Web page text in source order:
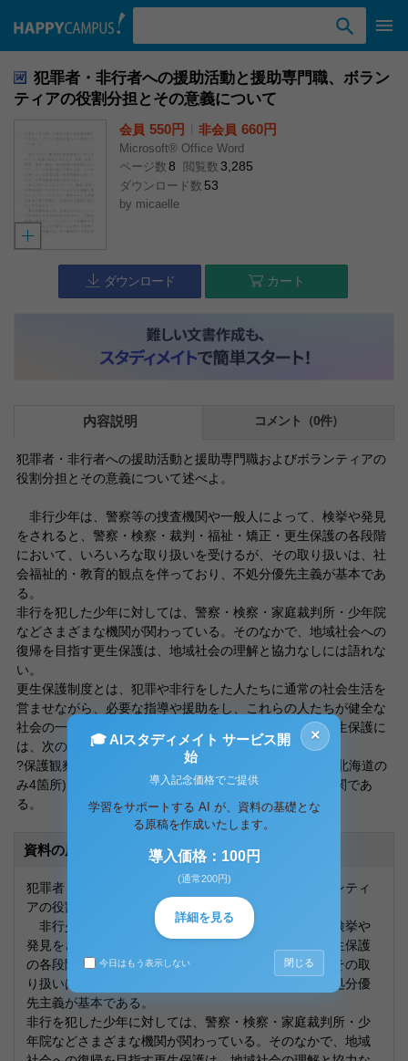
犯罪者・非行者への援助活動と援助専門職、ボラン
ティアの役割分担とその意義について
会員 550円 非会員 660円
Microsoft® Office Word
ページ数 8 閲覧数 3,285
ダウンロード数 53
by micaelle
ダウンロード カート
内容説明 コメント（0件）
犯罪者・非行者への援助活動と援助専門職およびボランティアの
役割分担とその意義について述べよ。
非行少年は、警察等の捜査機関や一般人によって、検挙や発見
をされると、警察・検察・裁判・福祉・矯正・更生保護の各段階
において、いろいろな取り扱いを受けるが、その取り扱いは、社
会福祉的・教育的観点を伴っており、不処分優先主義が基本であ
る。
非行を犯した少年に対しては、警察・検察・家庭裁判所・少年院
などさまざまな機関が関わっている。そのなかで、地域社会への
復帰を目指す更生保護は、地域社会の理解と協力なしには語れな
い。
更生保護制度とは、犯罪や非行をした人たちに通常の社会生活を
営ませながら、必要な指導や援助をし、これらの人たちが健全な
社会の一員として立ち直ることを助ける制度である。更生保護に
は、次の機関や人々が従事している。
?保護観察所〜全国に50箇所あり、各都道府県庁所在地(北海道の
み4箇所)に置かれている保護観察を実施する法務省の機関であ
る。
資料の原本内容
犯罪者・非行者への援助活動と援助専門職およびボランティ
アの役割分担とその意義について述べよ。
非行少年は、警察等の捜査機関や一般人によって、検挙や
発見をされると、警察・検察・裁判・福祉・矯正・更生保護
の各段階において、いろいろな取り扱いを受けるが、その取
り扱いは、社会福祉的・教育的観点を伴っており、不処分優
先主義が基本である。
非行を犯した少年に対しては、警察・検察・家庭裁判所・少
年院などさまざまな機関が関わっている。そのなかで、地域
×
🎓 AIスタディメイト サービス開
始
導入記念価格でご提供
学習をサポートする AI が、資料の基礎とな
る原稿を作成いたします。
導入価格：100円
(通常200円)
詳細を見る
今日はもう表示しない 閉じる